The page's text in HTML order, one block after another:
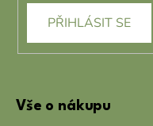
PŘIHLÁSIT SE
Vše o nákupu